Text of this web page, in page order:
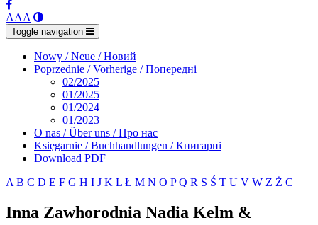
AAA
Toggle navigation
Nowy / Neue / Новий
Poprzednie / Vorherige / Попередні
02/2025
01/2025
01/2024
01/2023
O nas / Über uns / Про нас
Księgarnie / Buchhandlungen / Книгарні
Download PDF
A B C D E F G H I J K L Ł M N O P Q R S Ś T U V W Z Ż С
Inna Zawhorodnia Nadia Kelm &